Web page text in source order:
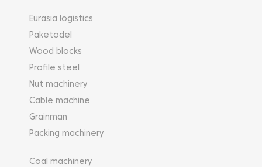
Eurasia logistics
Paketodel
Wood blocks
Profile steel
Nut machinery
Cable machine
Grainman
Packing machinery
Coal machinery